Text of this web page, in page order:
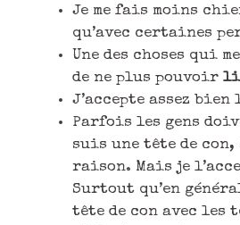
Je me fais moins
qu’avec certaines
Une des choses qui
de ne plus pouvoir
J’accepte assez bien
Parfois les gens
suis une tête de
raison. Mais je
Surtout qu’en
tête de con avec les